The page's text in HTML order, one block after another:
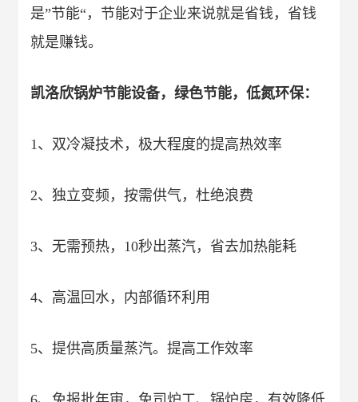
是”节能“，节能对于企业来说就是省钱，省钱
就是赚钱。
凯洛欣锅炉节能设备，绿色节能，低氮环保：
1、双冷凝技术，极大程度的提高热效率
2、独立变频，按需供气，杜绝浪费
3、无需预热，10秒出蒸汽，省去加热能耗
4、高温回水，内部循环利用
5、提供高质量蒸汽。提高工作效率